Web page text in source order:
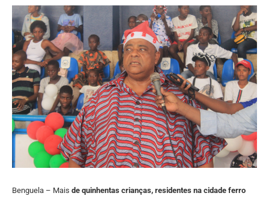
Benguela – Mais de quinhentas crianças, residentes na cidade ferro